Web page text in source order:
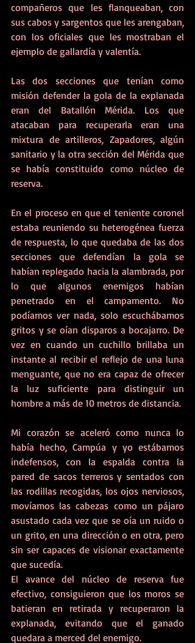
compañeros que les flanqueaban, con
sus cabos y sargentos que les arengaban,
con los oficiales que les mostraban el
ejemplo de gallardía y valentía.
Las dos secciones que tenían como
misión defender la gola de la explanada
eran del Batallón Mérida. Los que
atacaban para recuperarla eran una
mixtura de artilleros, Zapadores, algún
sanitario y la otra sección del Mérida que
se había constituido como núcleo de
reserva.
En el proceso en que el teniente coronel
estaba reuniendo su heterogénea fuerza
de respuesta, lo que quedaba de las dos
secciones que defendían la gola se
habían replegado hacia la alambrada, por
lo que algunos enemigos habían
penetrado en el campamento. No
podíamos ver nada, solo escuchábamos
gritos y se oían disparos a bocajarro. De
vez en cuando un cuchillo brillaba un
instante al recibir el reflejo de una luna
menguante, que no era capaz de ofrecer
la luz suficiente para distinguir un
hombre a más de 10 metros de distancia.
Mi corazón se aceleró como nunca lo
había hecho, Campúa y yo estábamos
indefensos, con la espalda contra la
pared de sacos terreros y sentados con
las rodillas recogidas, los ojos nerviosos,
movíamos las cabezas como un pájaro
asustado cada vez que se oía un ruido o
un grito, en una dirección o en otra, pero
sin ser capaces de visionar exactamente
que sucedía.
El avance del núcleo de reserva fue
efectivo, consiguieron que los moros se
batieran en retirada y recuperaron la
explanada, evitando que el ganado
quedara a merced del enemigo.